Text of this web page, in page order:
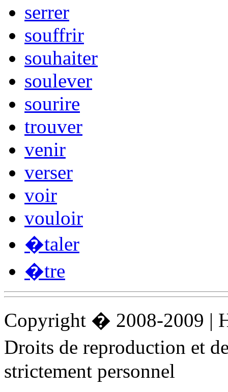
serrer
souffrir
souhaiter
soulever
sourire
trouver
venir
verser
voir
vouloir
�taler
�tre
Copyright � 2008-2009 |
Droits de reproduction et
strictement personnel